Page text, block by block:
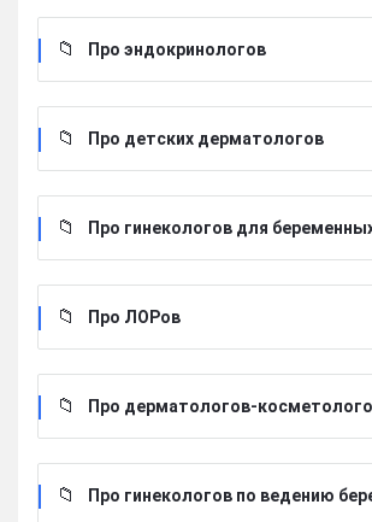
Про эндокринологов
Про детских дерматологов
Про гинекологов для
Про ЛОРов
Про дерматологов-
Про гинекологов по ведению